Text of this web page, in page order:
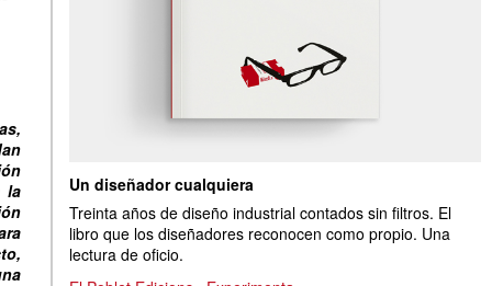
la
Un diseñador cualquiera
Treinta años de diseño industrial contados sin filtros. El
libro que los diseñadores reconocen como propio. Una
lectura de oficio.